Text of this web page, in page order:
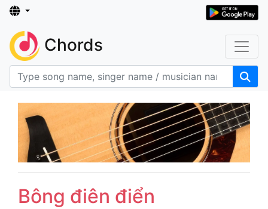
Chords
Bông điên điển